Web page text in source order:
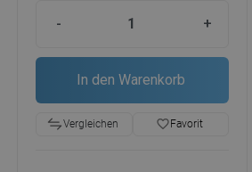
- +
In den Warenkorb
Vergleichen favorite_borderFavorit